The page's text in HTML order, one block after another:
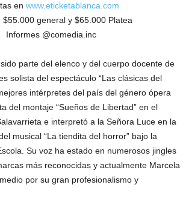
en www.eticketablanca.com
$55.000 general y $65.000 Platea
Informes @comedia.inc
parte del elenco y del cuerpo docente de
solista del espectáculo “Las clásicas del
intérpretes del país del género ópera
del montaje “Sueños de Libertad” en el
e interpretó a la Señora Luce en la
musical “La tiendita del horror” bajo la
Su voz ha estado en numerosos jingles
más reconocidas y actualmente Marcela
por su gran profesionalismo y